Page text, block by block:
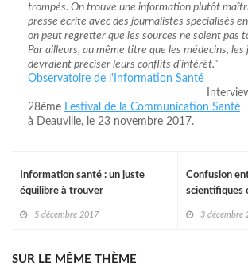
trompés. On trouve une information plutôt
presse écrite avec des journalistes spécialisés
on peut regretter que les sources ne soient pas
Par ailleurs, au même titre que les médecins, les
devraient préciser leurs conflits d’intérêt."
Observatoire de l'Information Santé
28ème Festival de la Communication Santé
à Deauville, le 23 novembre 2017.
Confusion
scientifiques
3 décembre
Information santé : un juste
équilibre à trouver
5 décembre 2017
SUR LE MÊME THÈME